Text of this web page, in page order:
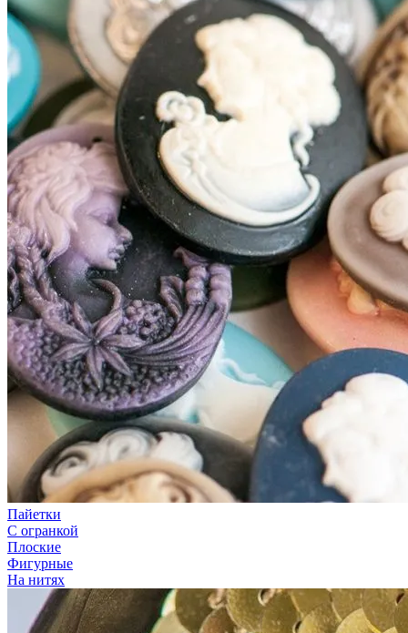
Пайетки
С огранкой
Плоские
Фигурные
На нитях